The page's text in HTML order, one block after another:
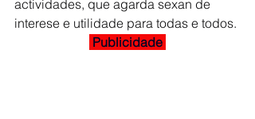
actividades, que agarda sexan de
interese e utilidade para todas e todos.
Publicidade